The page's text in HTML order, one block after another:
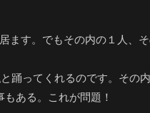
す。でもその内の１人、
踊ってくれるのです。そ
ある。これが問題！